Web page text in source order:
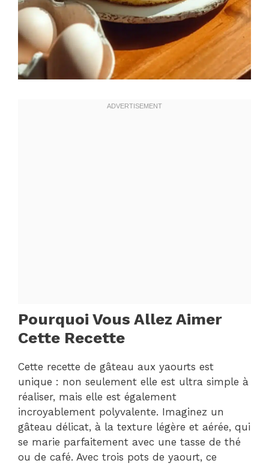
Pourquoi Vous Allez Aimer
Cette Recette
Cette recette de gâteau aux yaourts est
unique : non seulement elle est ultra simple à
réaliser, mais elle est également
incroyablement polyvalente. Imaginez un
gâteau délicat, à la texture légère et aérée, qui
se marie parfaitement avec une tasse de thé
ou de café. Avec trois pots de yaourt, ce